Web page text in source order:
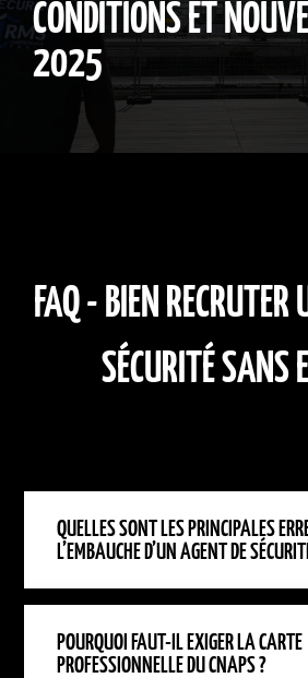
CONDITIONS ET
2025
FAQ - BIEN RECRUTER
SÉCURITÉ SANS
QUELLES SONT LES PRINCIPALES
L’EMBAUCHE D’UN AGENT DE
POURQUOI FAUT-IL EXIGER LA CARTE
PROFESSIONNELLE DU CNAPS ?